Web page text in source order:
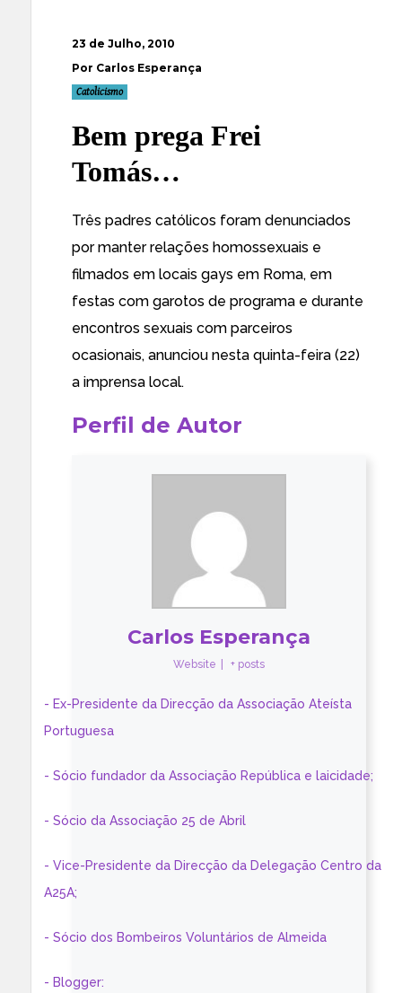
23 de Julho, 2010
Por Carlos Esperança
Catolicismo
Bem prega Frei
Tomás…
Três padres católicos foram denunciados
por manter relações homossexuais e
filmados em locais gays em Roma, em
festas com garotos de programa e durante
encontros sexuais com parceiros
ocasionais, anunciou nesta quinta-feira (22)
a imprensa local.
Perfil de Autor
Carlos Esperança
Website + posts
- Ex-Presidente da Direcção da Associação Ateísta
Portuguesa
- Sócio fundador da Associação República e laicidade;
- Sócio da Associação 25 de Abril
- Vice-Presidente da Direcção da Delegação Centro da
A25A;
- Sócio dos Bombeiros Voluntários de Almeida
- Blogger: